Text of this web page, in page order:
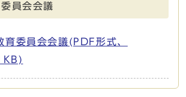
員会会議
育委員会会議(PDF形式、